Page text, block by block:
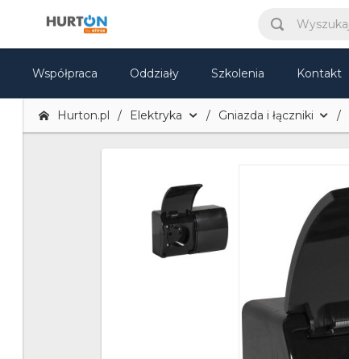
Współpraca Oddziały Szkolenia Kontakt
Hurton.pl Elektryka Gniazda i łączniki